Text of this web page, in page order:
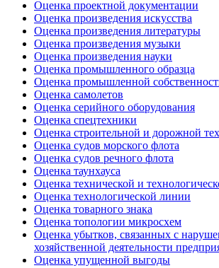
Оценка проектной документации
Оценка произведения искусства
Оценка произведения литературы
Оценка произведения музыки
Оценка произведения науки
Оценка промышленного образца
Оценка промышленной
Оценка самолетов
Оценка серийного оборудования
Оценка спецтехники
Оценка строительной и дорожной
Оценка судов морского флота
Оценка судов речного флота
Оценка таунхауса
Оценка технической и
Оценка технологической линии
Оценка товарного знака
Оценка топологии микросхем
Оценка убытков, связанных с
хозяйственной деятельности
Оценка упущенной выгоды